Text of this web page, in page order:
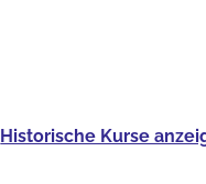
Historische Kurse